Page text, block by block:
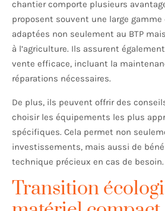
chantier comporte plusieurs
proposent souvent une large gamme
adaptées non seulement au BTP
à l’agriculture. Ils assurent
vente efficace, incluant la
réparations nécessaires.
De plus, ils peuvent offrir des
choisir les équipements les plus
spécifiques. Cela permet non
investissements, mais aussi de
technique précieux en cas de besoin.
Transition